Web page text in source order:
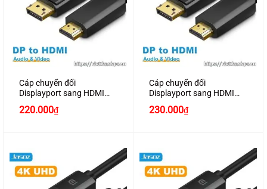
Cáp chuyển đổi
Displayport sang HDMI
chính hãng JASOZ A230
220.000₫
Cáp chuyển đổi
Displayport sang HDMI
hãng JASOZ A231
230.000₫